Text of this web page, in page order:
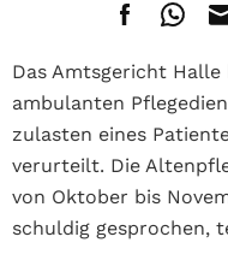
Das Amtsgericht
ambulanten
zulasten eines
verurteilt. Die
von Oktober bis
schuldig gesprochen,